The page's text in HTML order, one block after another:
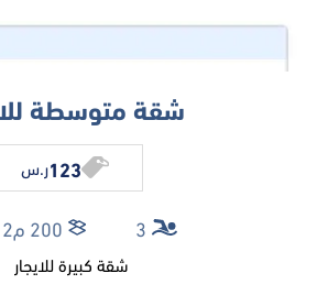
شقة متوسطة
123ر.س
3 200 م2
شقة كبيرة للايجار